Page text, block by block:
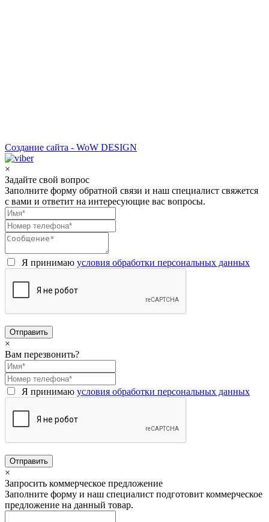
Создание сайта - WoW DESIGN
×
Задайте свой вопрос
Заполните форму обратной связи и наш специалист свяжется
с вами и ответит на интересующие вас вопросы.
Я принимаю условия обработки персональных данных
×
Вам перезвонить?
Я принимаю условия обработки персональных данных
×
Запросить коммерческое предложение
Заполните форму и наш специалист подготовит коммерческое
предложение на данный товар.